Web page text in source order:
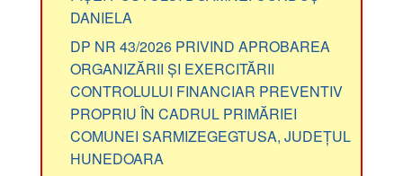
DANIELA
DP NR 43/2026 PRIVIND APROBAREA
ORGANIZĂRII ȘI EXERCITĂRII
CONTROLULUI FINANCIAR PREVENTIV
PROPRIU ÎN CADRUL PRIMĂRIEI
COMUNEI SARMIZEGEGTUSA, JUDEȚUL
HUNEDOARA